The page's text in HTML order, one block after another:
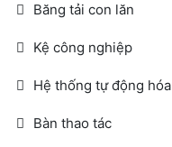
Băng tải con lăn
Kệ công nghiệp
Hệ thống tự động hóa
Bàn thao tác